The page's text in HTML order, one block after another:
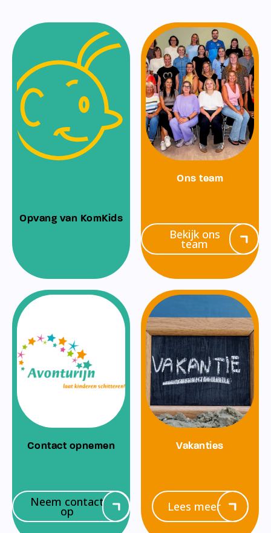
Opvang van KomKids
Ons team
Bekijk ons
team
Contact opnemen
Neem contact
op
Vakanties
Lees meer